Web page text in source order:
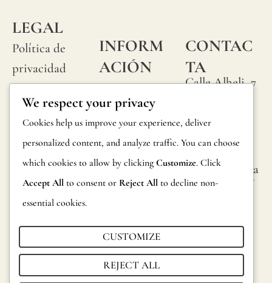
LEGAL
Política de
privacidad
Política de
cookies
Condiciones
generales
Aviso legal
INFORM
ACIÓN
Preguntas
frecuentes
Información
productos
Catalogo para
distribuidores
Sostenibilidad
CONTAC
TA
Calle Alheli, 7
de la Victoria
Málaga,
España
hola@jamesma
lonefabrics.co
m
Fabrics,
2021
se
su
We respect your privacy
Cookies help us improve your experience, deliver
personalized content, and analyze traffic. You can choose
which cookies to allow by clicking Customize. Click
Accept All to consent or Reject All to decline non-
essential cookies.
CUSTOMIZE
REJECT ALL